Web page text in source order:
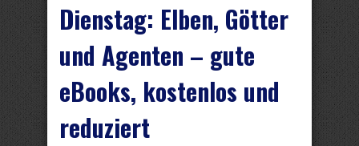
Dienstag: Elben, Götter
und Agenten – gute
eBooks, kostenlos und
reduziert